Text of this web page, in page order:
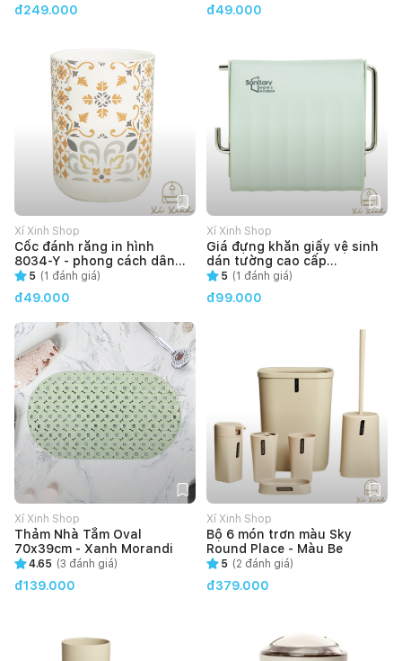
đ249.000 đ49.000
Xí Xinh Shop
Cốc đánh răng in hình
8034-Y - phong cách dân
tộc
5 (1 đánh giá)
đ49.000
Xí Xinh Shop
Giá đựng khăn giấy vệ sinh
dán tường cao cấp
JS185242
5 (1 đánh giá)
đ99.000
Xí Xinh Shop
Thảm Nhà Tắm Oval
70x39cm - Xanh Morandi
4.65 (3 đánh giá)
đ139.000
Xí Xinh Shop
Bộ 6 món trơn màu Sky
Round Place - Màu Be
5 (2 đánh giá)
đ379.000